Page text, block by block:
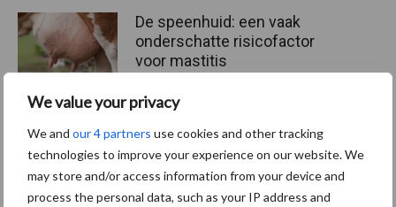
We value your privacy
We and our 4 partners use cookies and other tracking
technologies to improve your experience on our website. We
may store and/or access information from your device and
process the personal data, such as your IP address and
De speenhuid: een vaak
onderschatte risicofactor
voor mastitis
ForFarmers ziet volume en
marktaandeel groeien in
krimpende Nederlandse
markt